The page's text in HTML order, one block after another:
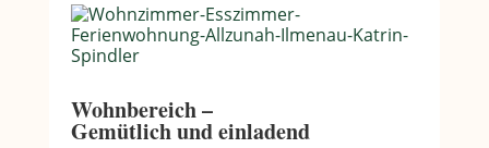
Wohnbereich –
Gemütlich und einladend